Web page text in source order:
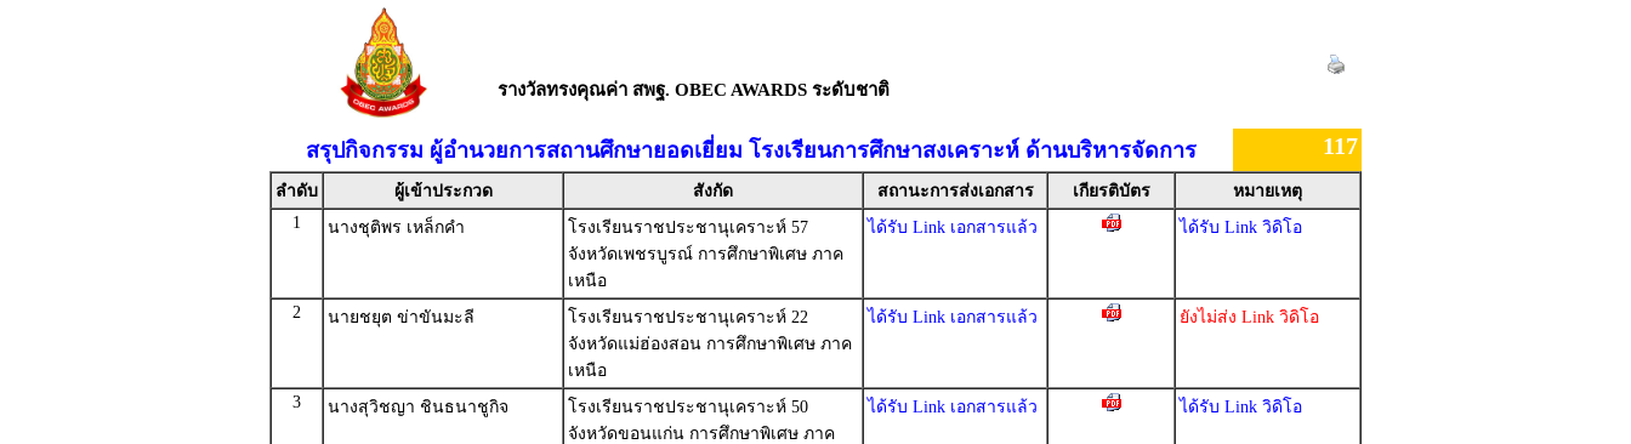
รางวัลทรงคุณค่า สพฐ. OBEC AWARDS ระดับชาติ
สรุปกิจกรรม ผู้อำนวยการสถานศึกษายอดเยี่ยม โรงเรียนการศึกษาสงเคราะห์ ด้านบริหารจัดการ 117
ลำดับ ผู้เข้าประกวด สังกัด สถานะการส่งเอกสาร เกียรติบัตร
หมายเหตุ
1
นางชุติพร เหล็กคำ
โรงเรียนราชประชานุเคราะห์ 57
จังหวัดเพชรบูรณ์ การศึกษาพิเศษ ภาค
เหนือ
ได้รับ Link เอกสารแล้ว ได้รับ Link วิดิโอ
2 นายชยุต ข่าขันมะลี
โรงเรียนราชประชานุเคราะห์ 22
จังหวัดแม่ฮ่องสอน การศึกษาพิเศษ ภาค
เหนือ
ได้รับ Link เอกสารแล้ว ยังไม่ส่ง Link วิดิโอ
3 นางสุวิชญา ชินธนาชูกิจ
โรงเรียนราชประชานุเคราะห์ 50
จังหวัดขอนแก่น การศึกษาพิเศษ ภาค
ได้รับ Link เอกสารแล้ว ได้รับ Link วิดิโอ